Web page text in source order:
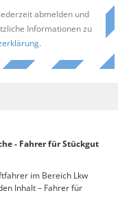
abmelden und
Informationen zu
.
- Fahrer für Stückgut
im Bereich Lkw
Inhalt – Fahrer für